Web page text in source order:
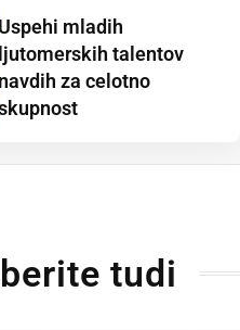
Uspehi mladih
ljutomerskih talentov
navdih za celotno
tudi